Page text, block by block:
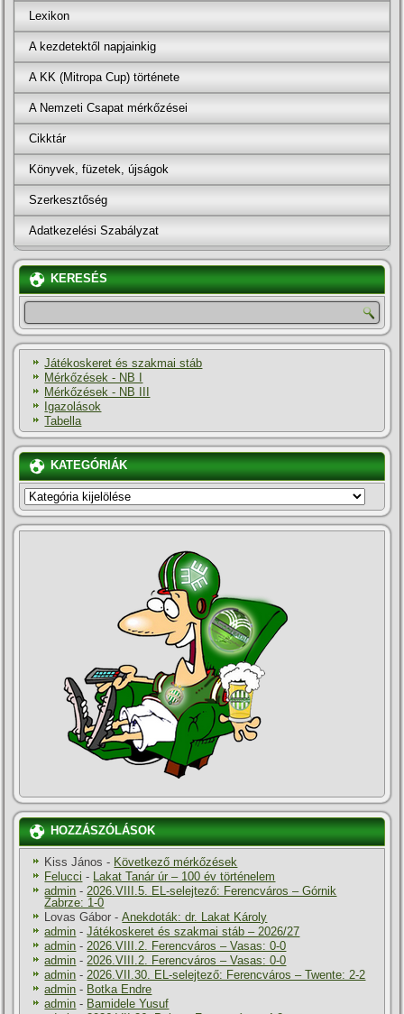
Lexikon
A kezdetektől napjainkig
A KK (Mitropa Cup) története
A Nemzeti Csapat mérkőzései
Cikktár
Könyvek, füzetek, újságok
Szerkesztőség
Adatkezelési Szabályzat
KERESÉS
Játékoskeret és szakmai stáb
Mérkőzések - NB I
Mérkőzések - NB III
Igazolások
Tabella
KATEGÓRIÁK
KATEGÓRIÁK
HOZZÁSZÓLÁSOK
Kiss János - Következő mérkőzések
Felucci - Lakat Tanár úr – 100 év történelem
admin -2026.VIII.5. EL-selejtező: Ferencváros – Górnik
Zabrze: 1-0
Lovas Gábor -Anekdoták: dr. Lakat Károly
admin -Játékoskeret és szakmai stáb – 2026/27
admin -2026.VIII.2. Ferencváros – Vasas: 0-0
admin -2026.VIII.2. Ferencváros – Vasas: 0-0
admin -2026.VII.30. EL-selejtező: Ferencváros – Twente: 2-2
admin - Botka Endre
admin - Bamidele Yusuf